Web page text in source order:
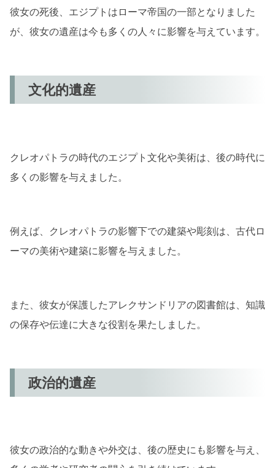
彼女の死後、エジプトはローマ帝国の一部となりました
が、彼女の遺産は今も多くの人々に影響を与えています。
文化的遺産
クレオパトラの時代のエジプト文化や美術は、後の時代に
多くの影響を与えました。
例えば、クレオパトラの影響下での建築や彫刻は、古代ロ
ーマの美術や建築に影響を与えました。
また、彼女が保護したアレクサンドリアの図書館は、知識
の保存や伝達に大きな役割を果たしました。
政治的遺産
彼女の政治的な動きや外交は、後の歴史にも影響を与え、